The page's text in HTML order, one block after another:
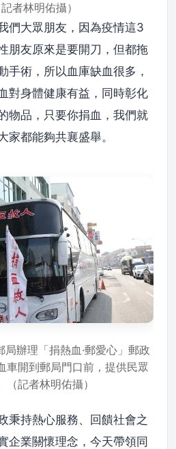
者林明佑攝）
們大眾朋友，因為疫情這3
朋友原來是要開刀，但都拖
手術，所以血庫缺血很多，
對身體健康有益，同時彰化
物品，只要你捐血，我們就
家都能夠共襄盛舉。
辦理「捐熱血·郵愛心」郵政
車開到郵局門口前，提供民眾
（記者林明佑攝）
秉持熱心服務、回饋社會之
企業關懷理念，今天帶領同